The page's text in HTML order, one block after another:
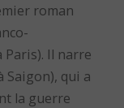
roman
Paris). Il narre
Saigon), qui a
la guerre